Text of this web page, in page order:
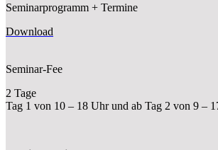
Seminarprogramm + Termine
Download
Seminar-Fee
2 Tage
Tag 1 von 10 – 18 Uhr und ab Tag 2 von 9 –